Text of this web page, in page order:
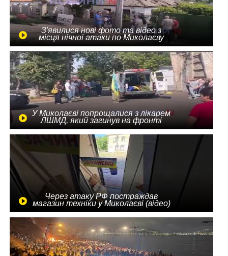
З'явилися нові фото та відео з
місця нічної атаки по Миколаєву
У Миколаєві попрощалися з лікарем
ЛШМД, який загинув на фронті
Через атаку РФ постраждав
магазин техніки у Миколаєві (відео)